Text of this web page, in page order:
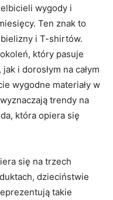
wygody i
Ten znak to
i T-shirtów.
który pasuje
i dorosłym na całym
wygodne materiały w
trendy na
która opiera się
się na trzech
dzieciństwie
takie